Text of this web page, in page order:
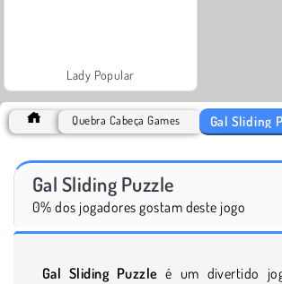
Lady Popular
Quebra Cabeça Games Gal Sliding
Gal Sliding Puzzle
0% dos jogadores gostam deste jogo
Gal Sliding Puzzle é um divertido